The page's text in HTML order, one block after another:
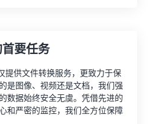
要任务
提供文件转换服务，更致力于保
是图像、视频还是文档，我们强
数据始终安全无虞。凭借先进的
和严密的监控，我们全方位保障